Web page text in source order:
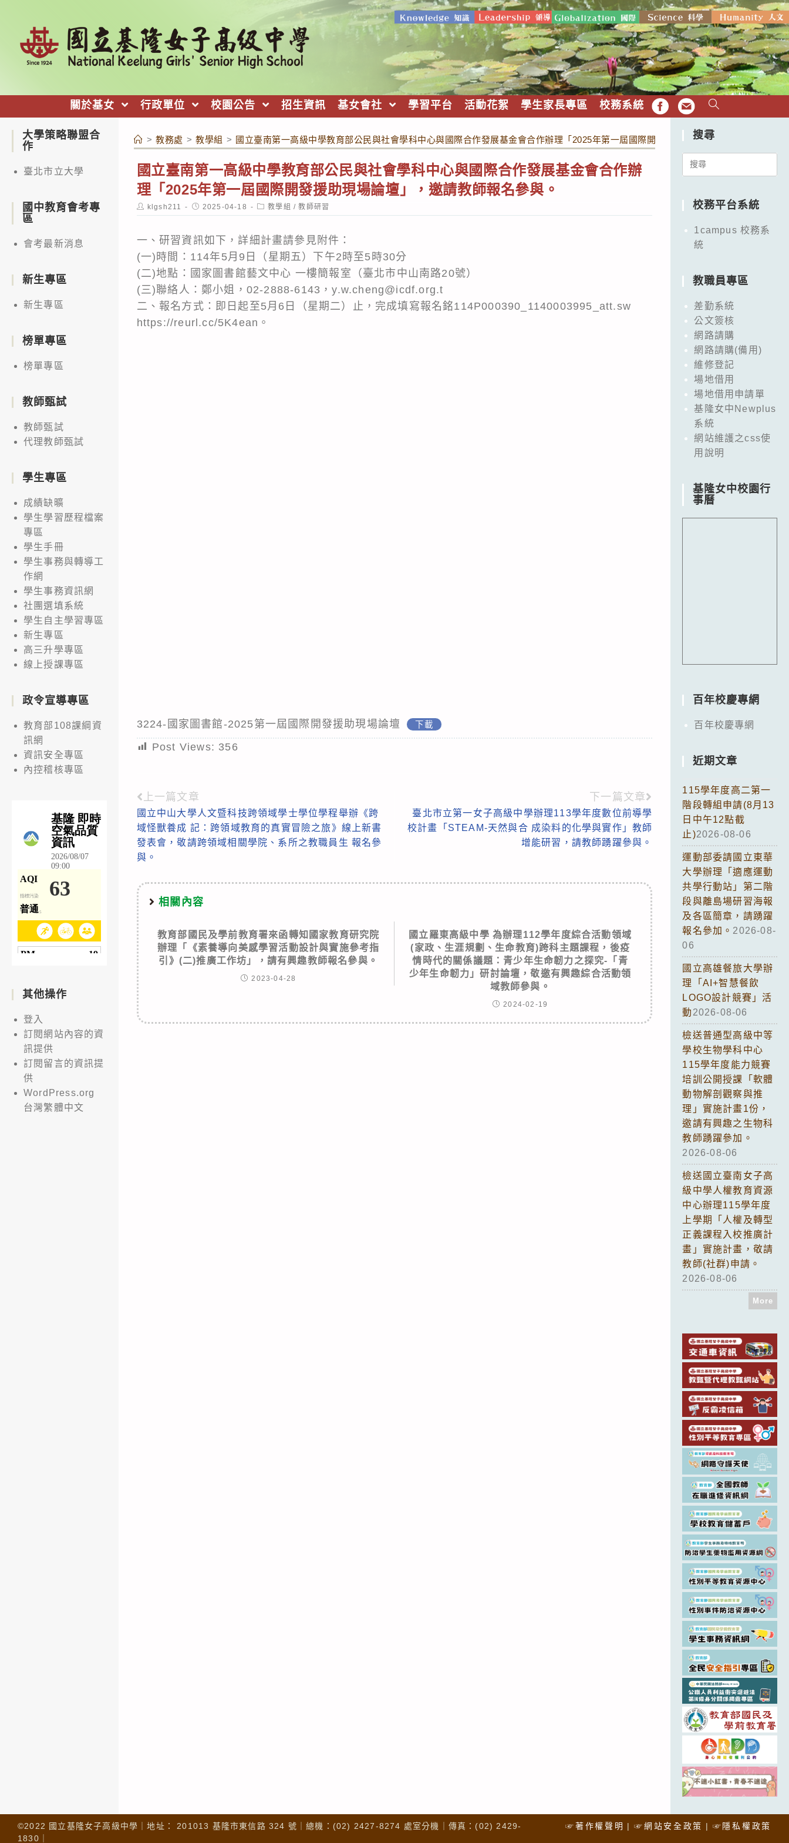
關於基女 行政單位 校園公告 招生資訊 基女會社 學習平台 活動花絮 學生家長專區 校務系統 FB EMAIL
> 教務處 > 教學組 > 國立臺南第一高級中學教育部公民與社會學科中心與國際合作發展基金會合作辦理「2025年第一屆國際開發援助現場論壇」，邀請教師報
國立臺南第一高級中學教育部公民與社會學科中心與國際合作發展基金會合作辦
理「2025年第一屆國際開發援助現場論壇」，邀請教師報名參與。
Post
author:
klgsh211
Post
published:
2025-04-18
Post
category:
教學組 / 教師研習
一、研習資訊如下，詳細計畫請參見附件：
(一)時間：114年5月9日（星期五）下午2時至5時30分
(二)地點：國家圖書館藝文中心 一樓簡報室（臺北市中山南路20號）
(三)聯絡人：鄭小姐，02-2888-6143，y.w.cheng@icdf.org.t
二、報名方式：即日起至5月6日（星期二）止，完成填寫報名銘114P000390_1140003995_att.sw
https://reurl.cc/5K4ean。
3224-國家圖書館-2025第一屆國際開發援助現場論壇 下載
Post Views: 356
Read
more
articles
上一篇文章
國立中山大學人文暨科技跨領域學士學位學程舉辦《跨
域怪獸養成 記：跨領域教育的真實冒險之旅》線上新書
發表會，敬請跨領域相關學院、系所之教職員生 報名參
與。
下一篇文章
臺北市立第一女子高級中學辦理113學年度數位前導學
校計畫「STEAM-天然與合 成染料的化學與實作」教師
增能研習，請教師踴躍參與。
相關內容
教育部國民及學前教育署來函轉知國家教育研究院
辦理「《素養導向美感學習活動設計與實施參考指
引》(二)推廣工作坊」，請有興趣教師報名參與。
2023-04-28
國立羅東高級中學 為辦理112學年度綜合活動領域
(家政、生涯規劃、生命教育)跨科主題課程，後疫
情時代的關係議題：青少年生命韌力之探究-「青
少年生命韌力」研討論壇，敬邀有興趣綜合活動領
域教師參與。
2024-02-19
大學策略聯盟合
作
臺北市立大學
國中教育會考專
區
會考最新消息
新生專區
新生專區
榜單專區
榜單專區
教師甄試
教師甄試
代理教師甄試
學生專區
成績缺曠
學生學習歷程檔案
專區
學生手冊
學生事務與轉導工
作網
學生事務資訊網
社團選填系統
學生自主學習專區
新生專區
高三升學專區
線上授課專區
政令宣導專區
教育部108課綱資
訊網
資訊安全專區
內控稽核專區
其他操作
登入
訂閱網站內容的資
訊提供
訂閱留言的資訊提
供
WordPress.org
台灣繁體中文
搜尋
Search
校務平台系統
1campus 校務系
統
教職員專區
差勤系統
公文簽核
網路請購
網路請購(備用)
維修登記
場地借用
場地借用申請單
基隆女中Newplus
系統
網站維護之css使
用說明
基隆女中校園行
事曆
百年校慶專網
百年校慶專網
近期文章
115學年度高二第一
階段轉組申請(8月13
日中午12點截
止)2026-08-06
運動部委請國立東華
大學辦理「適應運動
共學行動站」第二階
段與離島場研習海報
及各區簡章，請踴躍
報名參加。 2026-08-
06
國立高雄餐旅大學辦
理「AI+智慧餐飲
LOGO設計競賽」活
動 2026-08-06
檢送普通型高級中等
學校生物學科中心
115學年度能力競賽
培訓公開授課「軟體
動物解剖觀察與推
理」實施計畫1份，
邀請有興趣之生物科
教師踴躍參加。
2026-08-06
檢送國立臺南女子高
級中學人權教育資源
中心辦理115學年度
上學期「人權及轉型
正義課程入校推廣計
畫」實施計畫，敬請
教師(社群)申請。
2026-08-06
More
☞著作權聲明 ☞網站安全政策 ☞隱私權政策
©2022 國立基隆女子高級中學｜地址： 201013 基隆市東信路 324 號｜總機：(02) 2427-8274 處室分機｜傳真：(02) 2429-
1830｜